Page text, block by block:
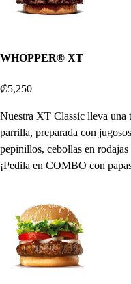
WHOPPER® XT
₡5,250
Nuestra XT Classic lleva una
parrilla, preparada con
pepinillos, cebollas en
¡Pedila en COMBO con